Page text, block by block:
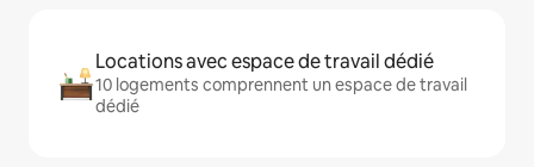
Locations avec espace de travail dédié
10 logements comprennent un espace de travail
dédié